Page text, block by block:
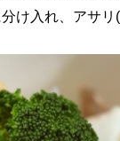
け入れ、アサリ